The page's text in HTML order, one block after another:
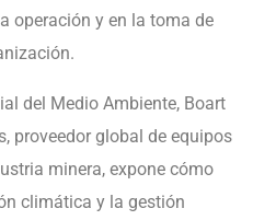
operación y en la toma de
del Medio Ambiente, Boart
proveedor global de equipos
minera, expone cómo
climática y la gestión